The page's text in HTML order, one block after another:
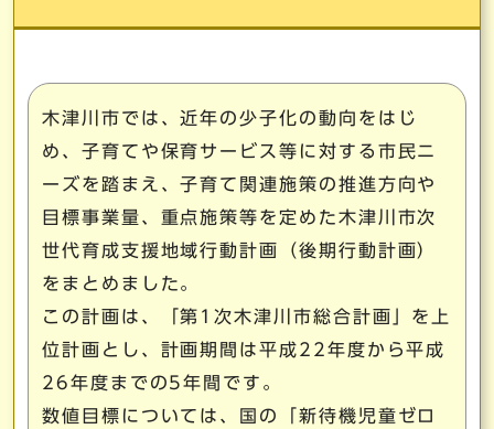
木津川市では、近年の少子化の動向をはじ
め、子育てや保育サービス等に対する市民ニ
ーズを踏まえ、子育て関連施策の推進方向や
目標事業量、重点施策等を定めた木津川市次
世代育成支援地域行動計画（後期行動計画）
をまとめました。
この計画は、「第1次木津川市総合計画」を上
位計画とし、計画期間は平成22年度から平成
26年度までの5年間です。
数値目標については、国の「新待機児童ゼロ